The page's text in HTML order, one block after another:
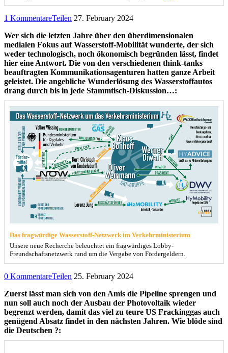
1 KommentareTeilen 27. February 2024
Wer sich die letzten Jahre über den überdimensionalen
medialen Fokus auf Wasserstoff-Mobilität wunderte, der sich
weder technologisch, noch ökonomisch begründen lässt, findet
hier eine Antwort. Die von den verschiedenen think-tanks
beauftragten Kommunikationsagenturen hatten ganze Arbeit
geleistet. Die angebliche Wunderlösung des Wasserstoffautos
drang durch bis in jede Stammtisch-Diskussion…:
Das fragwürdige Wasserstoff-Netzwerk im Verkehrministerium
Unsere neue Recherche beleuchtet ein fragwürdiges Lobby-
Freundschaftsnetzwerk rund um die Vergabe von Fördergeldern.
0 KommentareTeilen 25. February 2024
Zuerst lässt man sich von den Amis die Pipeline sprengen und
nun soll auch noch der Ausbau der Photovoltaik wieder
begrenzt werden, damit das viel zu teure US Frackinggas auch
genügend Absatz findet in den nächsten Jahren. Wie blöde sind
die Deutschen ?: